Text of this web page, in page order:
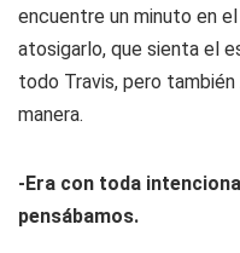
encuentre un minuto en
atosigarlo, que sienta el
todo Travis, pero
manera.
-Era con toda
pensábamos.